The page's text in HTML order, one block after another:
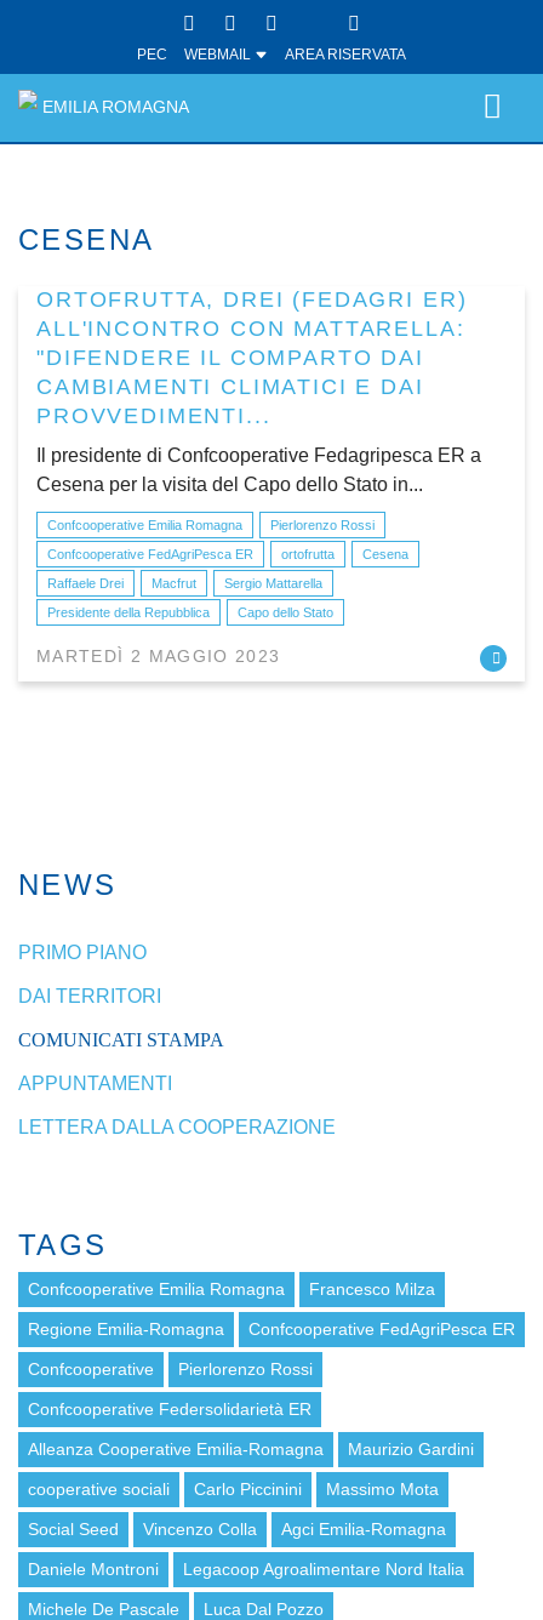
PEC WEBMAIL AREA RISERVATA
EMILIA ROMAGNA
CESENA
ORTOFRUTTA, DREI (FEDAGRI ER)
ALL'INCONTRO CON MATTARELLA:
"DIFENDERE IL COMPARTO DAI
CAMBIAMENTI CLIMATICI E DAI
PROVVEDIMENTI...
Il presidente di Confcooperative Fedagripesca ER a
Cesena per la visita del Capo dello Stato in...
Confcooperative Emilia Romagna
Pierlorenzo Rossi
Confcooperative FedAgriPesca ER
ortofrutta
Cesena
Raffaele Drei
Macfrut
Sergio Mattarella
Presidente della Repubblica
Capo dello Stato
MARTEDÌ 2 MAGGIO 2023
NEWS
PRIMO PIANO
DAI TERRITORI
COMUNICATI STAMPA
APPUNTAMENTI
LETTERA DALLA COOPERAZIONE
TAGS
Confcooperative Emilia Romagna Francesco Milza
Regione Emilia-Romagna Confcooperative FedAgriPesca ER
Confcooperative Pierlorenzo Rossi
Confcooperative Federsolidarietà ER
Alleanza Cooperative Emilia-Romagna Maurizio Gardini
cooperative sociali Carlo Piccinini Massimo Mota
Social Seed Vincenzo Colla Agci Emilia-Romagna
Daniele Montroni Legacoop Agroalimentare Nord Italia
Michele De Pascale Luca Dal Pozzo